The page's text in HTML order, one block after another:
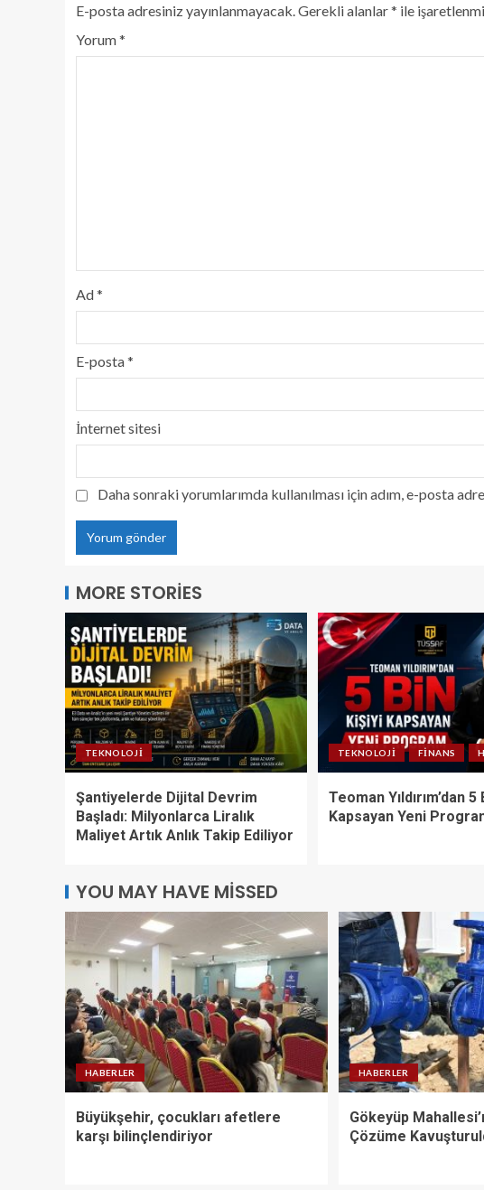
E-posta adresiniz yayınlanmayacak.Gerekli alanlar* ile
Yorum*
Ad*
E-posta*
İnternet sitesi
Daha sonraki yorumlarımda kullanılması için adım, e-posta
MORE STORIES
TEKNOLOJI
Şantiyelerde Dijital Devrim
Başladı: Milyonlarca Liralık
Maliyet Artık Anlık Takip Ediliyor
TEKNOLOJI FINANS
Teoman Yıldırım’dan
Kapsayan Yeni
YOU MAY HAVE MISSED
HABERLER
Büyükşehir, çocukları afetlere
karşı bilinçlendiriyor
HABERLER
Gökeyüp
Çözüme